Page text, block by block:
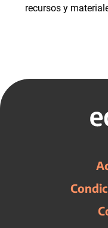
recursos y